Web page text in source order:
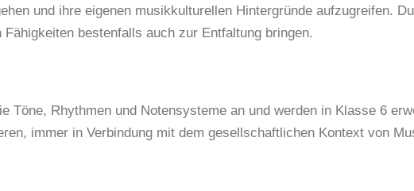
und ihre eigenen musikkulturellen Hintergründe aufzugreifen.
bestenfalls auch zur Entfaltung bringen.
Töne, Rhythmen und Notensysteme an und werden in Klasse 6
immer in Verbindung mit dem gesellschaftlichen Kontext von